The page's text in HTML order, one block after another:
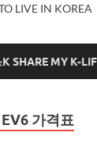
LIVE IN KOREA
SHARE MY K-
EV6 가격표